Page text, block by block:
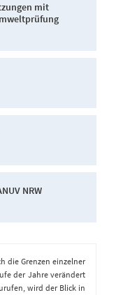
mit
NRW
die Grenzen einzelner
der Jahre verändert
wird der Blick in